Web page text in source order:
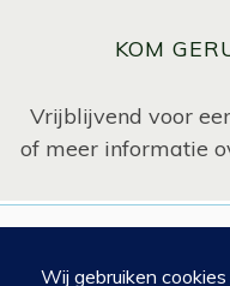
KOM
Vrijblijvend voor
of meer informatie